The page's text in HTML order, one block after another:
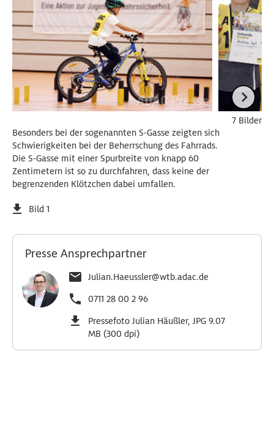
Besonders bei der sogenannten S-Gasse zeigten sich
Schwierigkeiten bei der Beherrschung des Fahrrads.
Die S-Gasse mit einer Spurbreite von knapp 60
Zentimetern ist so zu durchfahren, dass keine der
begrenzenden Klötzchen dabei umfallen.
Bild 1
7 Bilder
Presse Ansprechpartner
Julian.Haeussler@wtb.adac.de
0711 28 00 2 96
Pressefoto Julian Häußler, JPG 9.07
MB (300 dpi)